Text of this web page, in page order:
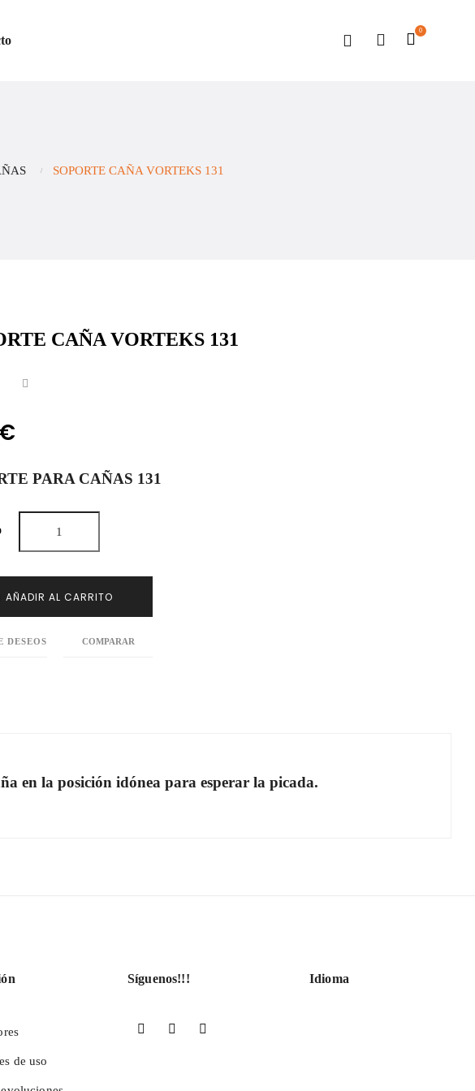
0
SOPORTE CAÑA VORTEKS 131
CAÑA VORTEKS 131
PARA CAÑAS 131
AÑADIR AL CARRITO
DESEOS COMPARAR
en la posición idónea para esperar la picada.
de uso
Síguenos!!! Idioma